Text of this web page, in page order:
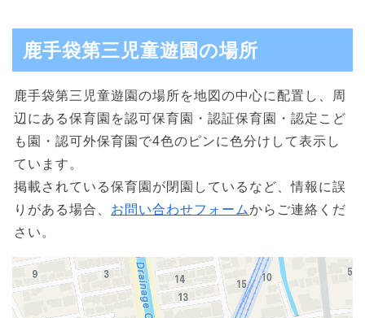
鹿手袋第三児童遊園の場所
鹿手袋第三児童遊園の場所を地図の中心に配置し、周
辺にある保育園を認可保育園・認証保育園・認定こど
も園・認可外保育園で4色のピンに色分けして表示し
ています。
掲載されている保育園が閉園しているなど、情報に誤
りがある場合、 お問い合わせフォームからご連絡くだ
さい。